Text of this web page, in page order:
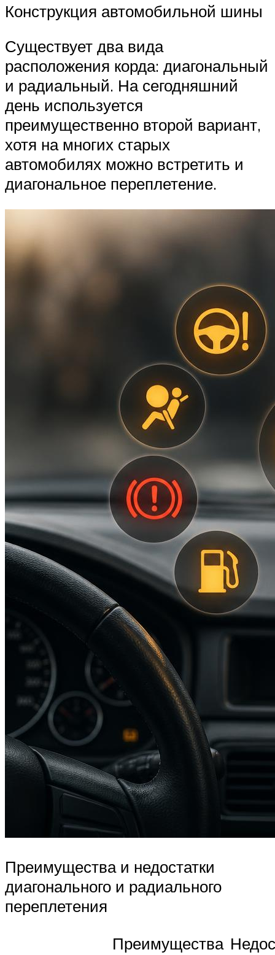
Конструкция автомобильной шины
Существует два вида
расположения корда: диагональный
и радиальный. На сегодняшний
день используется
преимущественно второй вариант,
хотя на многих старых
автомобилях можно встретить и
диагональное переплетение.
Преимущества и недостатки
диагонального и радиального
переплетения
Преимущества